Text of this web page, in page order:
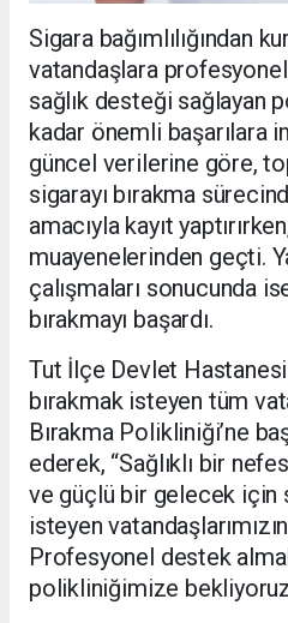
Sigara bağımlılığından
vatandaşlara profesyonel
sağlık desteği sağlayan
kadar önemli başarılara
güncel verilerine göre,
sigarayı bırakma
amacıyla kayıt
muayenelerinden geçti.
çalışmaları sonucunda
bırakmayı başardı.
Tut İlçe Devlet
bırakmak isteyen tüm
Bırakma Polikliniği’ne
ederek, “Sağlıklı bir
ve güçlü bir gelecek için
isteyen
Profesyonel destek
polikliniğimize